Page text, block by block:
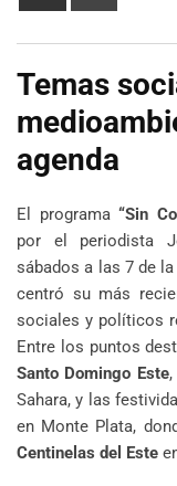
Temas
agenda
El programa “Sin
por el periodista
sábados a las 7 de
centró su más
sociales y políticos
Entre los puntos
Santo Domingo Este,
Sahara, y las
en Monte Plata,
Centinelas del Este